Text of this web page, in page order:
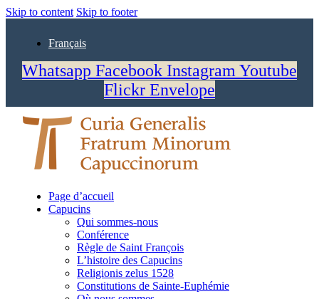
Skip to content Skip to footer
Français
Whatsapp Facebook Instagram Youtube
Flickr Envelope
Page d’accueil
Capucins
Qui sommes-nous
Conférence
Règle de Saint François
L’histoire des Capucins
Religionis zelus 1528
Constitutions de Sainte-Euphémie